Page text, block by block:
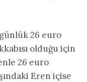
26 euro
olduğu için
26 euro
Eren içise